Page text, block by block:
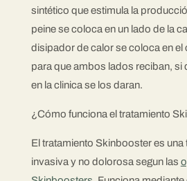
sintético que estimula la
peine se coloca en un lado de la
disipador de calor se coloca en el
para que ambos lados reciban, si
en la clinica se los daran.
¿Cómo funciona el tratamiento
El tratamiento Skinbooster es una
invasiva y no dolorosa segun las